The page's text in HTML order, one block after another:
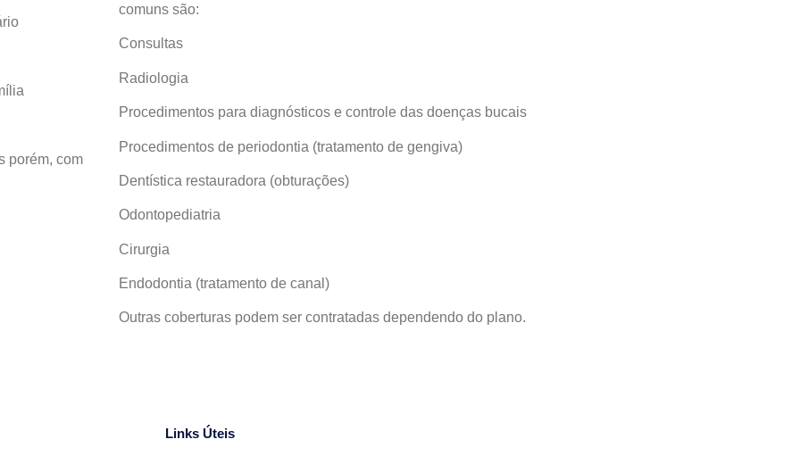
porém, com
comuns são:
Consultas
Radiologia
Procedimentos para diagnósticos e controle das doenças bucais
Procedimentos de periodontia (tratamento de gengiva)
Dentística restauradora (obturações)
Odontopediatria
Cirurgia
Endodontia (tratamento de canal)
Outras coberturas podem ser contratadas dependendo do plano.
Links Úteis